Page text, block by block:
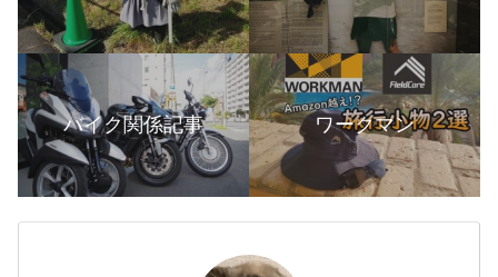
バイク関係記事 ワークマン